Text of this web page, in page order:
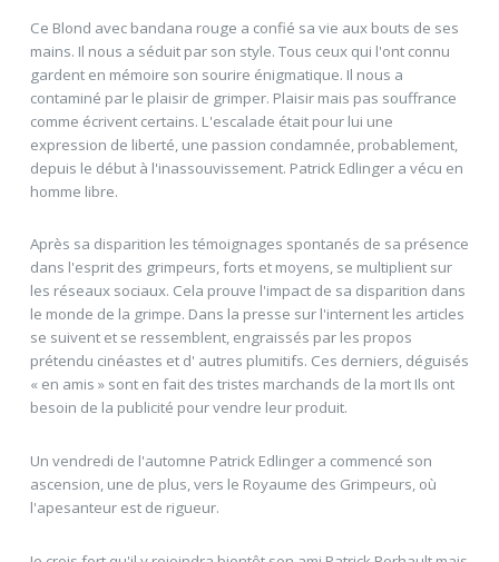
Ce Blond avec bandana rouge a confié sa vie aux bouts de ses
mains. Il nous a séduit par son style. Tous ceux qui l'ont connu
gardent en mémoire son sourire énigmatique. Il nous a
contaminé par le plaisir de grimper. Plaisir mais pas souffrance
comme écrivent certains. L'escalade était pour lui une
expression de liberté, une passion condamnée, probablement,
depuis le début à l'inassouvissement. Patrick Edlinger a vécu en
homme libre.
Après sa disparition les témoignages spontanés de sa présence
dans l'esprit des grimpeurs, forts et moyens, se multiplient sur
les réseaux sociaux. Cela prouve l'impact de sa disparition dans
le monde de la grimpe. Dans la presse sur l'internent les articles
se suivent et se ressemblent, engraissés par les propos
prétendu cinéastes et d' autres plumitifs. Ces derniers, déguisés
« en amis » sont en fait des tristes marchands de la mort Ils ont
besoin de la publicité pour vendre leur produit.
Un vendredi de l'automne Patrick Edlinger a commencé son
ascension, une de plus, vers le Royaume des Grimpeurs, où
l'apesanteur est de rigueur.